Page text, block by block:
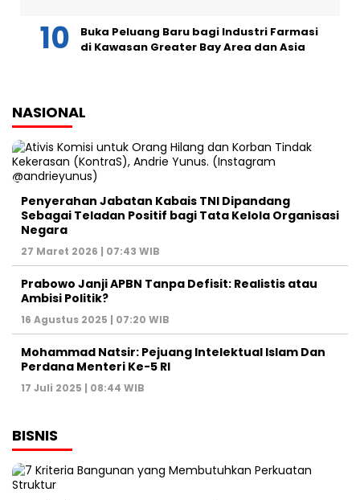
Buka Peluang Baru bagi Industri Farmasi
di Kawasan Greater Bay Area dan Asia
NASIONAL
Penyerahan Jabatan Kabais TNI Dipandang
Sebagai Teladan Positif bagi Tata Kelola Organisasi
Negara
27 Maret 2026 | 07:43 WIB
Prabowo Janji APBN Tanpa Defisit: Realistis atau
Ambisi Politik?
16 Agustus 2025 | 07:20 WIB
Mohammad Natsir: Pejuang Intelektual Islam Dan
Perdana Menteri Ke-5 RI
17 Juli 2025 | 08:44 WIB
BISNIS